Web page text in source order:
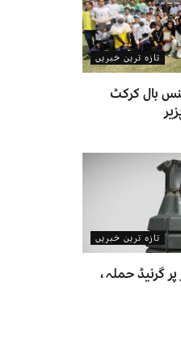
تازہ ترین خبریں
بال کرکٹ
تازہ ترین خبریں
گرنیڈ حملہ ،